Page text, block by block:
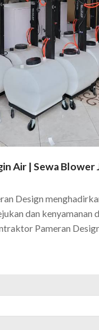
Air | Sewa Blower
Design
dan kenyamanan
Pameran